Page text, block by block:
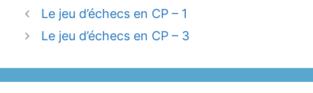
Le jeu d’échecs en CP – 1
Le jeu d’échecs en CP – 3